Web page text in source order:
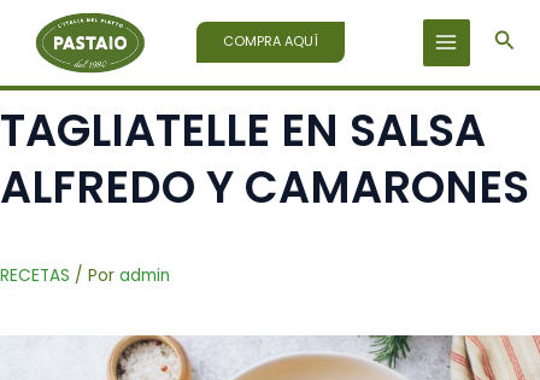
contenido
COMPRA AQUÍ
TAGLIATELLE EN SALSA
ALFREDO Y CAMARONES
RECETAS / Por admin